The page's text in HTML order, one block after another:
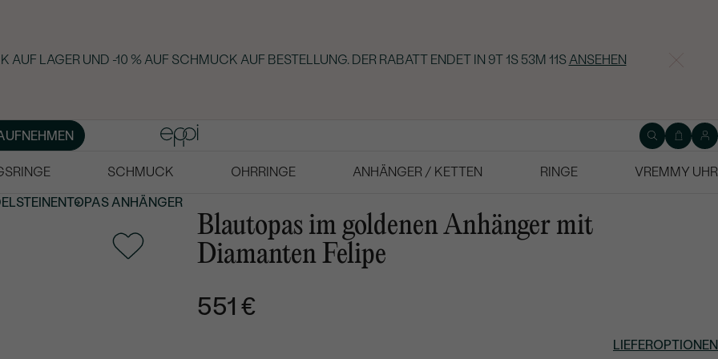
AUF LAGER UND -10 % AUF SCHMUCK AUF BESTELLUNG. DER RABATT ENDET IN 9T 1S 53M 10S ANSEHEN
SCHMUCK OHRRINGE ANHÄNGER / KETTEN RINGE
VREMMY UHR
TOPAS ANHÄNGER
Blautopas im goldenen Anhänger mit
Diamanten Felipe
551 €
LIEFEROPTIONEN